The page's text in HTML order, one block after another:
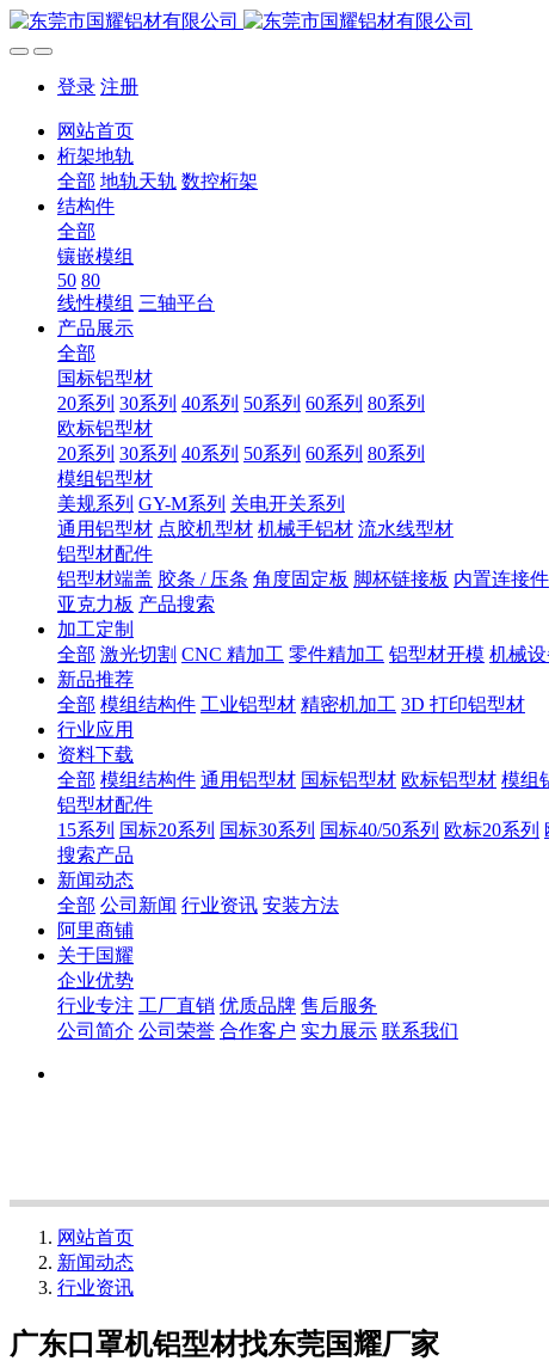
登录 注册
网站首页
桁架地轨
全部 地轨天轨 数控桁架
结构件
全部
镶嵌模组
50 80
线性模组 三轴平台
产品展示
全部
国标铝型材
20系列 30系列 40系列 50系列 60系列 80系列
欧标铝型材
20系列 30系列 40系列 50系列 60系列 80系列
模组铝型材
美规系列 GY-M系列 关电开关系列
通用铝型材 点胶机型材 机械手铝材 流水线型材
铝型材配件
铝型材端盖 胶条 / 压条 角度固定板 脚杯链接板 内置连接件
亚克力板 产品搜索
加工定制
全部 激光切割 CNC 精加工 零件精加工 铝型材开模 机械
新品推荐
全部 模组结构件 工业铝型材 精密机加工 3D 打印铝型材
行业应用
资料下载
全部 模组结构件 通用铝型材 国标铝型材 欧标铝型材 模组
铝型材配件
15系列 国标20系列 国标30系列 国标40/50系列 欧标20系列
搜索产品
新闻动态
全部 公司新闻 行业资讯 安装方法
阿里商铺
关于国耀
企业优势
行业专注 工厂直销 优质品牌 售后服务
公司简介 公司荣誉 合作客户 实力展示 联系我们
网站首页
新闻动态
行业资讯
广东口罩机铝型材找东莞国耀厂家